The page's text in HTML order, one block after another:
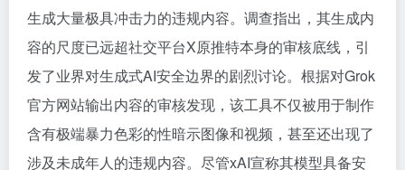
生成大量极具冲击力的违规内容。调查指出，其生成内
容的尺度已远超社交平台X原推特本身的审核底线，引
发了业界对生成式AI安全边界的剧烈讨论。根据对Grok
官方网站输出内容的审核发现，该工具不仅被用于制作
含有极端暴力色彩的性暗示图像和视频，甚至还出现了
涉及未成年人的违规内容。尽管xAI宣称其模型具备安